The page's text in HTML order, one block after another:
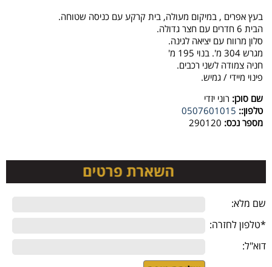
בעץ אפרים , במיקום מעולה, בית קרקע עם כניסה שטוחה.
הבית 6 חדרים עם חצר גדולה.
סלון מרווח עם יציאה לגינה.
מגרש 304 מ'. בנוי 195 מ'
חניה צמודה לשני רכבים.
פינוי מיידי / גמיש.
שם סוכן: רוני יזדי
טלפון:: 0507601015
מספר נכס: 290120
שם מלא:
*טלפון לחזרה:
דוא"ל: